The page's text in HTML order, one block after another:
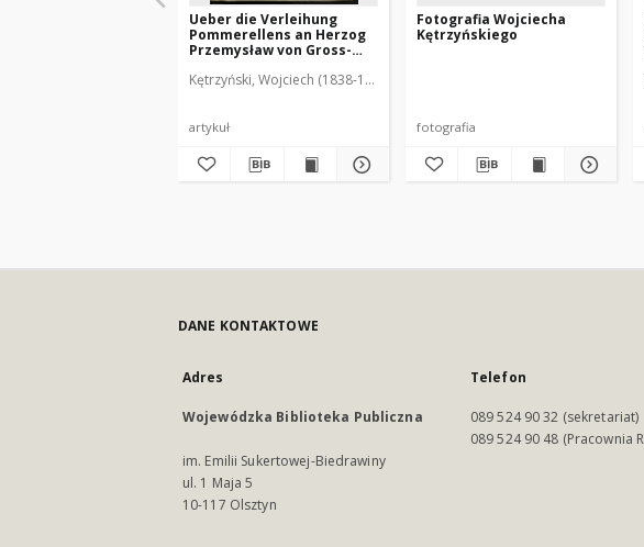
Ueber die Verleihung
Pommerellens an Herzog
Przemysław von Gross-
Kętrzyński, Wojciech (1838-1918)
artykuł
Fotografia Wojciecha
Kętrzyńskiego
fotografia
DANE KONTAKTOWE
Adres
Wojewódzka Biblioteka Publiczna
im. Emilii Sukertowej-Biedrawiny
ul. 1 Maja 5
10-117 Olsztyn
Telefon
089 524 90 32 (sekretariat)
089 524 90 48 (Pracownia